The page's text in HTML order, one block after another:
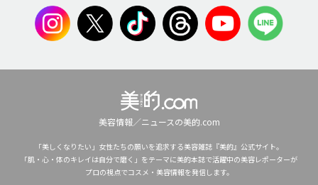
美容情報／ニュースの美的.com
「美しくなりたい」女性たちの願いを追求する美容雑誌『美的』公式サイト。
「肌・心・体のキレイは自分で磨く」をテーマに美的本誌で活躍中の美容レポーターが
プロの視点でコスメ・美容情報を発信します。